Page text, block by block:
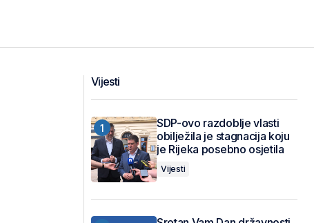
Vijesti
SDP-ovo razdoblje vlasti
obilježila je stagnacija koju
je Rijeka posebno osjetila
Vijesti